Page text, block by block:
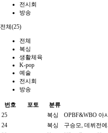
전시회
방송
전체(25)
전체
복싱
생활체육
K-pop
예술
전시회
방송
번호 포토 분류
25
복싱 OPBF&WBO 아
24
복싱 구승모, 데뷔전